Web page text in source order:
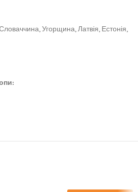
Угорщина, Латвія, Естонія,